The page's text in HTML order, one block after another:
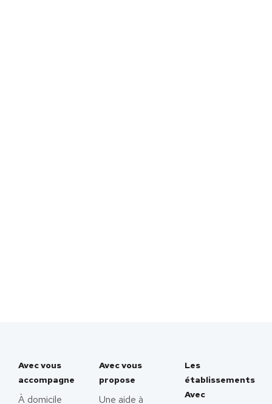
Avec vous
accompagne
À domicile
Avec vous
propose
Une aide à
Les
établissements
Avec